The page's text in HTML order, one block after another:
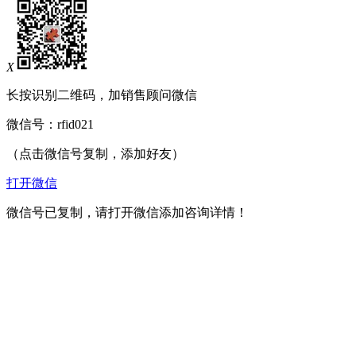
X
长按识别二维码，加销售顾问微信
微信号： rfid021
（点击微信号复制，添加好友）
打开微信
微信号已复制，请打开微信添加咨询详情！